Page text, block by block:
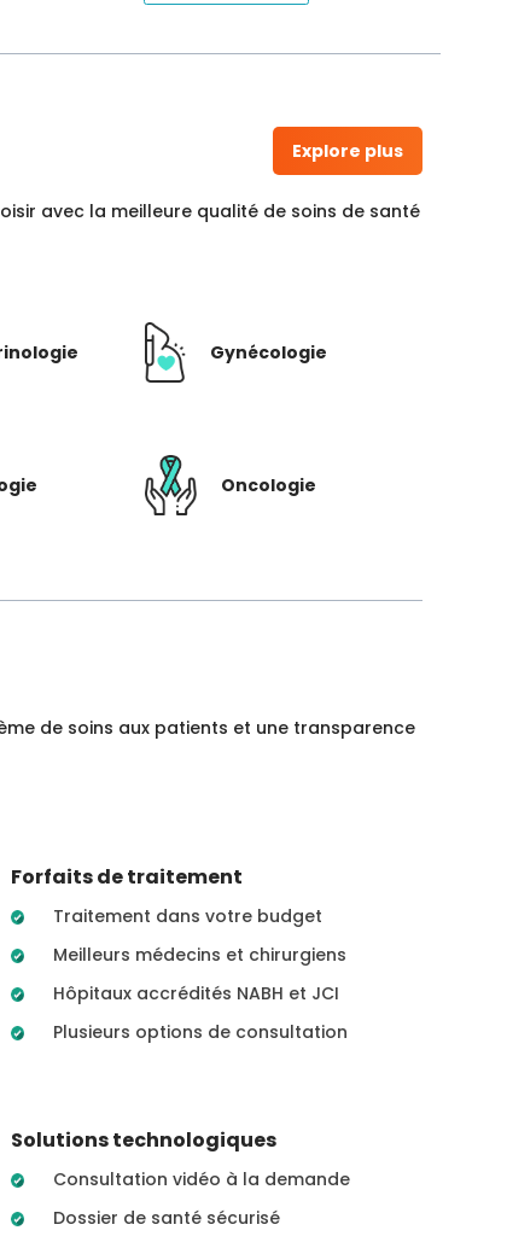
Explore plus
avec la meilleure qualité de soins de santé
Gynécologie
Oncologie
de soins aux patients et une transparence
Forfaits de traitement
Traitement dans votre budget
Meilleurs médecins et chirurgiens
Hôpitaux accrédités NABH et JCI
Plusieurs options de consultation
Solutions technologiques
Consultation vidéo à la demande
Dossier de santé sécurisé